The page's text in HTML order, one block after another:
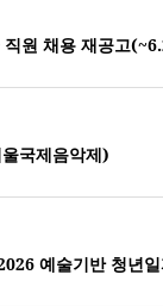
원 채용 재공고
국제음악제)
예술기반 청년